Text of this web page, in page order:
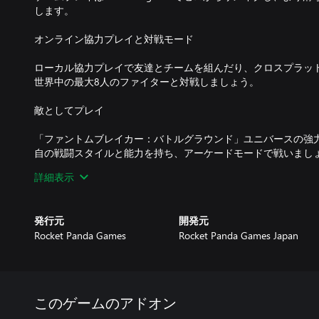
します。
オンライン協力プレイと対戦モード
ローカル協力プレイで友達とチームを組んだり、クロスプラ
世界中の最大8人のファイターと対戦しましょう。
敵としてプレイ
「ファントムブレイカー：バトルグラウンド」ユニバースの
自の戦闘スタイルと能力を持ち、アーケードモードで戦いまし
リマスターサウンドトラック
ック、またはPB:BGやPB:BG Overdriveのクラシックバージョン
詳細表示
発行元
Rocket Panda Games
開発元
Rocket Panda Games Japan
このゲームのアドオン